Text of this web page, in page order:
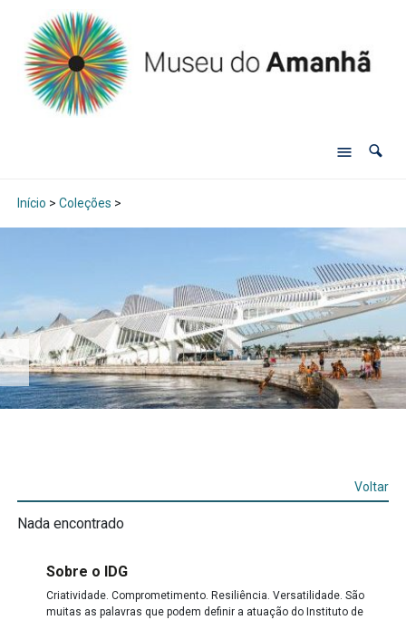
Início > Coleções >
Voltar
Nada encontrado
Sobre o IDG
Criatividade. Comprometimento. Resiliência. Versatilidade. São
muitas as palavras que podem definir a atuação do Instituto de